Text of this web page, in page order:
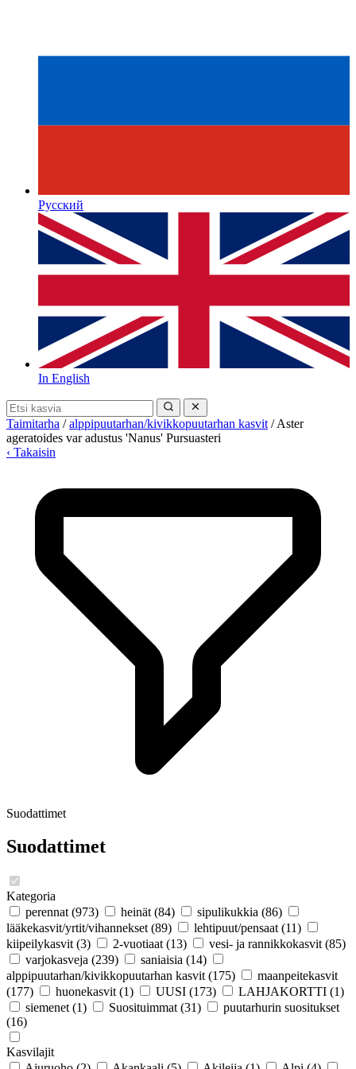
Русский
In English
Taimitarha / alppipuutarhan/kivikkopuutarhan kasvit / Aster
ageratoides var adustus 'Nanus' Pursuasteri
‹ Takaisin
Suodattimet
Suodattimet
Kategoria
perennat (973) heinät (84) sipulikukkia (86)
lääkekasvit/yrtit/vihannekset (89) lehtipuut/pensaat (11)
kiipeilykasvit (3) 2-vuotiaat (13) vesi- ja rannikkokasvit (85)
varjokasveja (239) saniaisia (14)
alppipuutarhan/kivikkopuutarhan kasvit (175)
maanpeitekasvit
(177)
huonekasvit (1) UUSI (173) LAHJAKORTTI (1)
siemenet (1) Suosituimmat (31)
puutarhurin suositukset
(16)
Kasvilajit